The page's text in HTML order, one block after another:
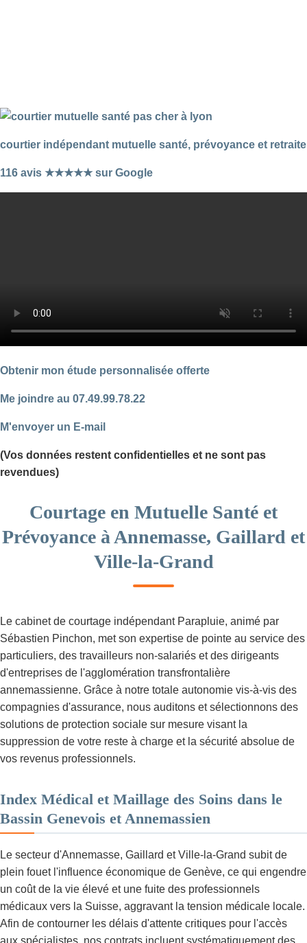
courtier indépendant mutuelle santé, prévoyance et retraite
116 avis ★★★★★ sur Google
Obtenir mon étude personnalisée offerte
Me joindre au 07.49.99.78.22
M'envoyer un E-mail
(Vos données restent confidentielles et ne sont pas
revendues)
Courtage en Mutuelle Santé et
Prévoyance à Annemasse, Gaillard et
Ville-la-Grand
Le cabinet de courtage indépendant Parapluie, animé par
Sébastien Pinchon, met son expertise de pointe au service des
particuliers, des travailleurs non-salariés et des dirigeants
d'entreprises de l'agglomération transfrontalière
annemassienne. Grâce à notre totale autonomie vis-à-vis des
compagnies d'assurance, nous auditons et sélectionnons des
solutions de protection sociale sur mesure visant la
suppression de votre reste à charge et la sécurité absolue de
vos revenus professionnels.
Index Médical et Maillage des Soins dans le
Bassin Genevois et Annemassien
Le secteur d'Annemasse, Gaillard et Ville-la-Grand subit de
plein fouet l'influence économique de Genève, ce qui engendre
un coût de la vie élevé et une fuite des professionnels
médicaux vers la Suisse, aggravant la tension médicale locale.
Afin de contourner les délais d'attente critiques pour l'accès
aux spécialistes, nos contrats incluent systématiquement des